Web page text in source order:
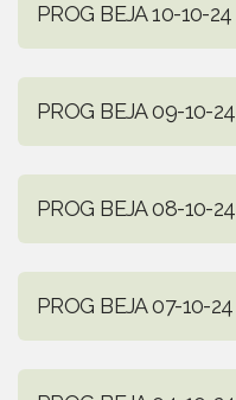
PROG BEJA 10-10-24
PROG BEJA 09-10-24
PROG BEJA 08-10-24
PROG BEJA 07-10-24